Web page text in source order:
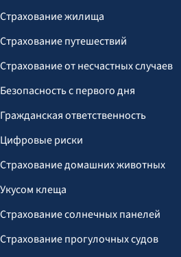
Страхование жилища
Страхование путешествий
Страхование от несчастных случаев
Безопасность с первого дня
Гражданская ответственность
Цифровые риски
Страхование домашних животных
Укусом клеща
Страхование солнечных панелей
Страхование прогулочных судов